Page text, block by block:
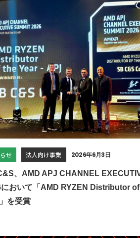
せ 法人向け事業 2026年6月3日
、AMD APJ CHANNEL
おいて「AMD RYZEN Distributor
を受賞